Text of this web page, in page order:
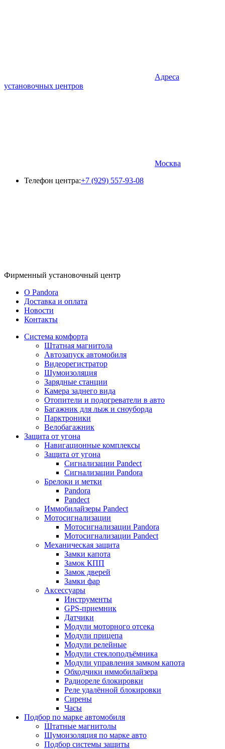
Адреса
установочных центров
Москва
Телефон центра:+7 (929) 557-93-08
Фирменный установочный центр
O Pandora
Доставка и оплата
Новости
Контакты
Система комфорта
Штатная магнитола
Автозапуск автомобиля
Видеорегистратор
Шумоизоляция
Зарядные станции
Камера заднего вида
Отопители и подогреватели в авто
Багажник для лыж и сноуборда
Парктроники
Велобагажник
Защита от угона
Навигационные комплексы
Защита от угона
Сигнализации Pandect
Сигнализации Pandora
Брелоки и метки
Pandora
Pandect
Иммобилайзеры Pandect
Мотосигнализации
Мотосигнализации Pandora
Мотосигнализации Pandect
Механическая защита
Замки капота
Замок КПП
Замок дверей
Замки фар
Аксессуары
Инструменты
GPS-приемник
Датчики
Модули моторного отсека
Модули прицепа
Модули релейные
Модули стеклоподъёмника
Модули управления замком капота
Обходчики иммобилайзера
Радиореле блокировки
Реле удалённой блокировки
Сирены
Часы
Подбор по марке автомобиля
Штатные магнитолы
Шумоизоляция по марке авто
Подбор системы защиты